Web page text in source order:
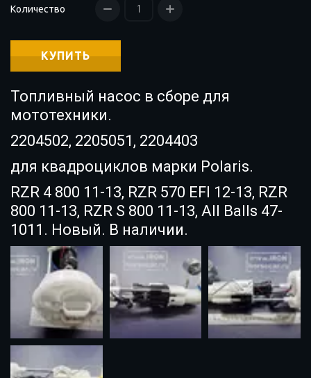
Количество
КУПИТЬ
Топливный насос в сборе для
мототехники.
2204502, 2205051, 2204403
для квадроциклов марки Polaris.
RZR 4 800 11-13, RZR 570 EFI 12-13, RZR
800 11-13, RZR S 800 11-13, All Balls 47-
1011. Новый. В наличии.